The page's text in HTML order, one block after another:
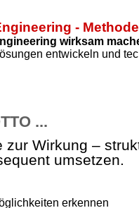
-
ngineering wirksam
entwickeln und
...
zur Wirkung –
umsetzen.
erkennen